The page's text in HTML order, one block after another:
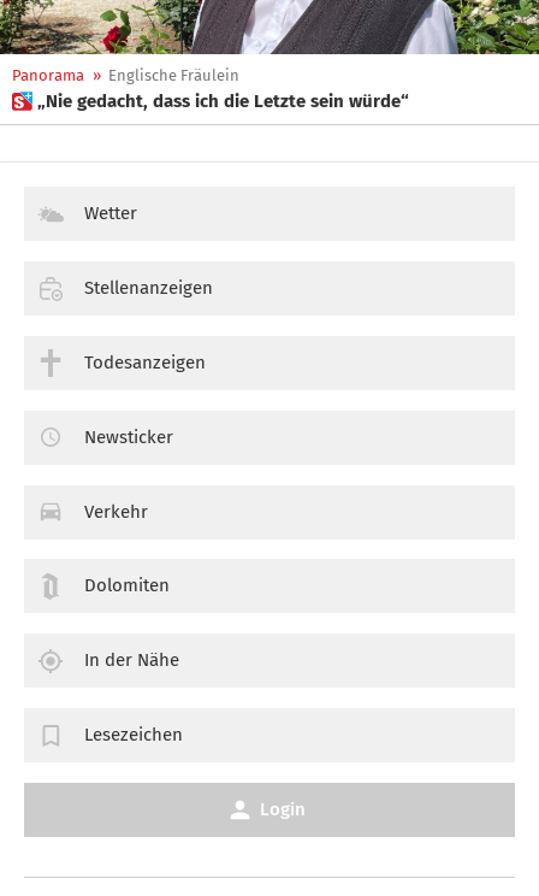
Panorama » Englische Fräulein
 „Nie gedacht, dass ich die Letzte sein würde“
Wetter
Stellenanzeigen
Todesanzeigen
Newsticker
Verkehr
Dolomiten
In der Nähe
Lesezeichen
Login